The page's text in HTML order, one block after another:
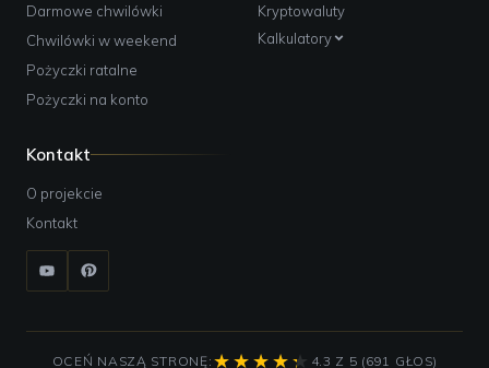
Darmowe chwilówki
Chwilówki w weekend
Pożyczki ratalne
Pożyczki na konto
Kryptowaluty
Kalkulatory
Kontakt
O projekcie
Kontakt
OCEŃ NASZĄ STRONĘ: 4.3 Z 5 (691 GŁOS)